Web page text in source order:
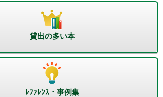
貸出の多い本
ﾚﾌｧﾚﾝｽ・事例集